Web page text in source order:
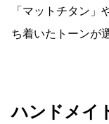
「マットチタン
ち着いたトーンが
ハンドメイ